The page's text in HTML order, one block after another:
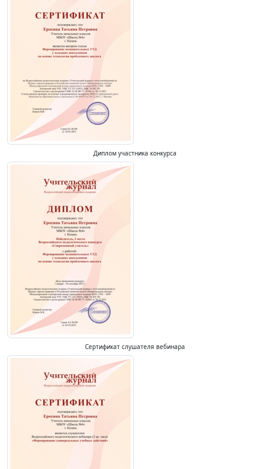
Диплом участника конкурса
Сертификат слушателя вебинара